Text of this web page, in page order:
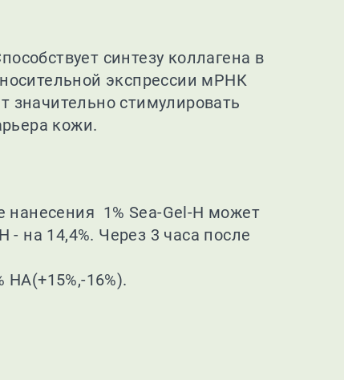
синтезу коллагена в
экспрессии мРНК
значительно стимулировать
кожи.
нанесения 1% Sea-Gel-H может
- на 14,4%. Через 3 часа после
16%).